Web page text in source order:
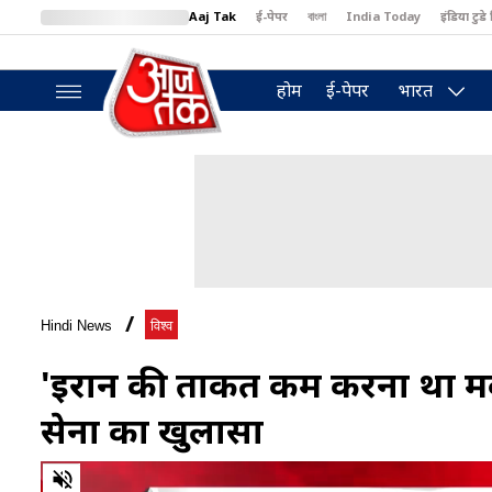
Aaj Tak ई-पेपर বাংলা India Today इंडिया टुडे
BT Bazaar
होम ई-पेपर भारत
Hindi News विश्व
'ईरान की ताकत कम करना था
सेना का खुलासा
0
of